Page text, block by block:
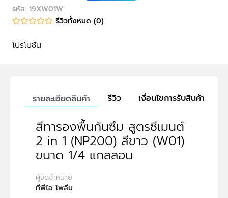
รหัส: 19XW01W
รีวิวทั้งหมด (0)
โปรโมชัน
รายละเอียดสินค้า รีวิว เงื่อนไขการรับสินค้า
สีทารองพื้นกันซึม สูตรซีเมนต์
2 in 1 (NP200) สีขาว (W01)
ขนาด 1/4 แกลลอน
ผู้จัดจำหน่าย
ทีพีไอ โพลีน